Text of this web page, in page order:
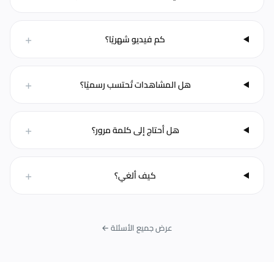
كم فيديو شهريًا؟ +
هل المشاهدات تُحتسب رسميًا؟ +
هل أحتاج إلى كلمة مرور؟ +
كيف ألغي؟ +
عرض جميع الأسئلة ←